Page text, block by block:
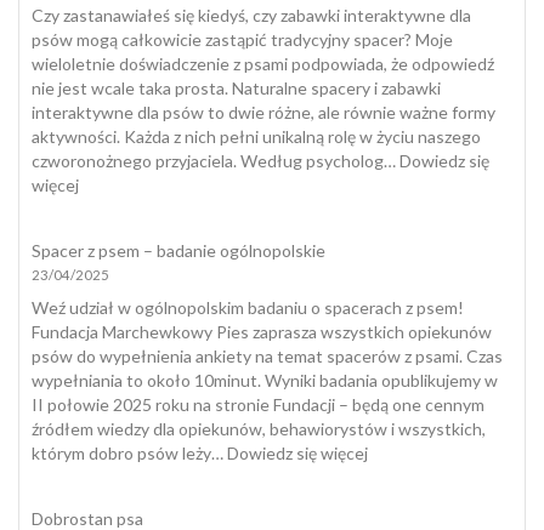
dlaczego
pies
zjada
odchody
i
jak
skutecznie
Czy zastanawiałeś się kiedyś, czy zabawki interaktywne dla
psów mogą całkowicie zastąpić tradycyjny spacer? Moje
wieloletnie doświadczenie z psami podpowiada, że odpowiedź
nie jest wcale taka prosta. Naturalne spacery i zabawki
interaktywne dla psów to dwie różne, ale równie ważne formy
aktywności. Każda z nich pełni unikalną rolę w życiu naszego
czworonożnego przyjaciela. Według psycholog…Dowiedz się
więcej:
dla
psów
a
naturalny
spacer
Spacer z psem – badanie ogólnopolskie
23/04/2025
Weź udział w ogólnopolskim badaniu o spacerach z psem!
Fundacja Marchewkowy Pies zaprasza wszystkich opiekunów
psów do wypełnienia ankiety na temat spacerów z psami. Czas
wypełniania to około 10minut. Wyniki badania opublikujemy w
II połowie 2025 roku na stronie Fundacji – będą one cennym
źródłem wiedzy dla opiekunów, behawiorystów i wszystkich,
którym dobro psów leży…Dowiedz się więcej:
Dobrostan psa